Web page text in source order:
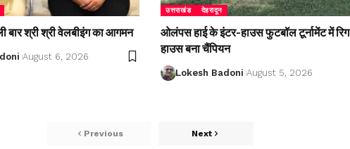
बार श्री श्री वेलबीइंग का आगमन
August 6, 2026
उत्तराखंड देहरादून
ओलंपस हाई के इंटर-हाउस फुटबॉल टूर्नामेंट में रिग
हाउस बना चैंपियन
Lokesh Badoni August 5, 2026
Previous Next